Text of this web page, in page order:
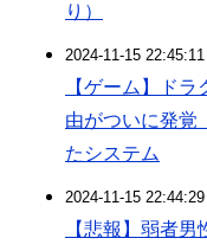
り）
2024-11-15
【ゲーム】ド
由がついに発
たシステム
2024-11-15
【悲報】弱者